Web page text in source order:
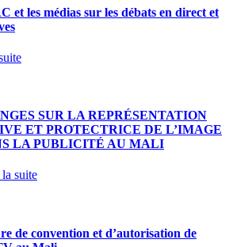
et les médias sur les débats en direct et
SUR LA REPRÉSENTATION
ET PROTECTRICE DE L’IMAGE
LA PUBLICITÉ AU MALI
suite
de convention et d’autorisation de